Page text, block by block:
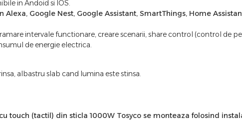
in Andoid si IOS.
Alexa, Google Nest, Google Assistant, SmartThings, Home
intervale functionare, creare scenarii, share control (control de
de energie electrica.
albastru slab cand lumina este stinsa.
touch (tactil) din sticla 1000W Tosyco se monteaza folosind